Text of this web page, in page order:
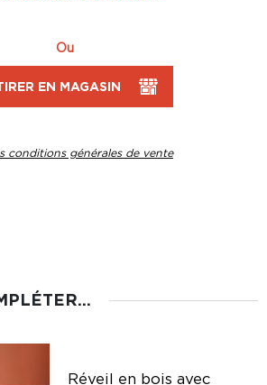
Ou
EN MAGASIN
conditions générales de vente
Réveil en bois avec